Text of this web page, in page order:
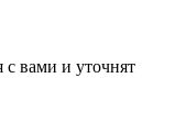
вами и уточнят